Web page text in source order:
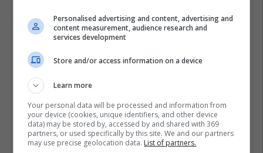
Elvis Rexhbecaj Wolfsburg Augsburg
Bundesliga
Transferimet
Personalised advertising and content, advertising and
content measurement, audience research and
services development
Store and/or access information on a device
Learn more
Your personal data will be processed and information from
your device (cookies, unique identifiers, and other device
data) may be stored by, accessed by and shared with 369
partners, or used specifically by this site. We and our partners
may use precise geolocation data. List of partners.